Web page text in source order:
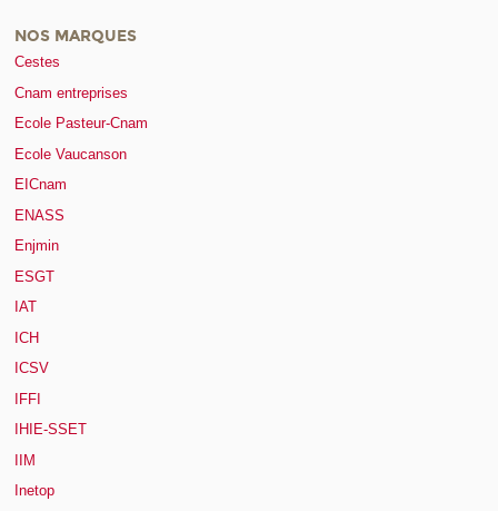
NOS MARQUES
Cestes
Cnam entreprises
Ecole Pasteur-Cnam
Ecole Vaucanson
EICnam
ENASS
Enjmin
ESGT
IAT
ICH
ICSV
IFFI
IHIE-SSET
IIM
Inetop